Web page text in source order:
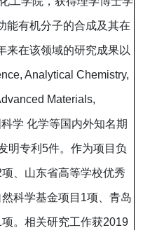
能有机分子的合成及其在
来在该领域的研究成果以
Analytical Chemistry,
Materials,
学 化学等国内外知名期
明专利 5件。作为项目负
项、山东省高等学校优秀
科学基金项目 1项、青岛
项。相关研究工作获2019